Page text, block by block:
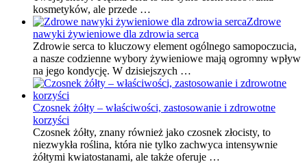
kosmetyków, ale przede …
Zdrowe
nawyki żywieniowe dla zdrowia serca
Zdrowie serca to kluczowy element ogólnego samopoczucia,
a nasze codzienne wybory żywieniowe mają ogromny wpływ
na jego kondycję. W dzisiejszych …
Czosnek żółty – właściwości, zastosowanie i zdrowotne
korzyści
Czosnek żółty, znany również jako czosnek złocisty, to
niezwykła roślina, która nie tylko zachwyca intensywnie
żółtymi kwiatostanami, ale także oferuje …